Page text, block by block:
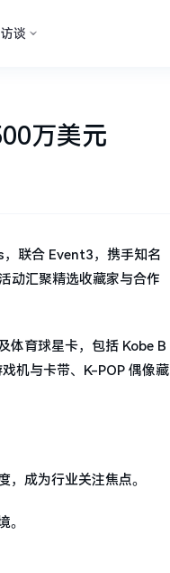
访谈
万美元
联合 Event3，携手知名
动汇聚精选收藏家与合作
体育球星卡，包括 Kobe B
机与卡带、K-POP 偶像藏
成为行业关注焦点。
。